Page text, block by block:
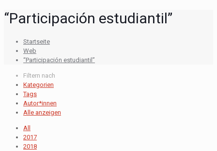
“Participación estudiantil”
Startseite
Web
“Participación estudiantil”
Filtern nach
Kategorien
Tags
Autor*innen
Alle anzeigen
All
2017
2018